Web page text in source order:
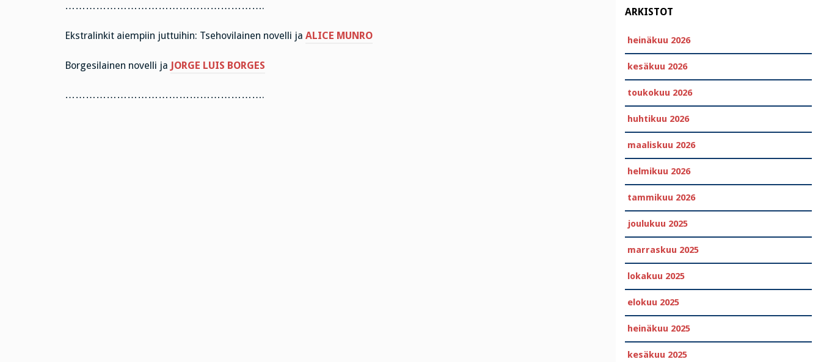
………………………………………………….
Ekstralinkit aiempiin juttuihin: Tsehovilainen novelli ja ALICE MUNRO
Borgesilainen novelli ja JORGE LUIS BORGES
………………………………………………….
ARKISTOT
heinäkuu 2026
kesäkuu 2026
toukokuu 2026
huhtikuu 2026
maaliskuu 2026
helmikuu 2026
tammikuu 2026
joulukuu 2025
marraskuu 2025
lokakuu 2025
elokuu 2025
heinäkuu 2025
kesäkuu 2025